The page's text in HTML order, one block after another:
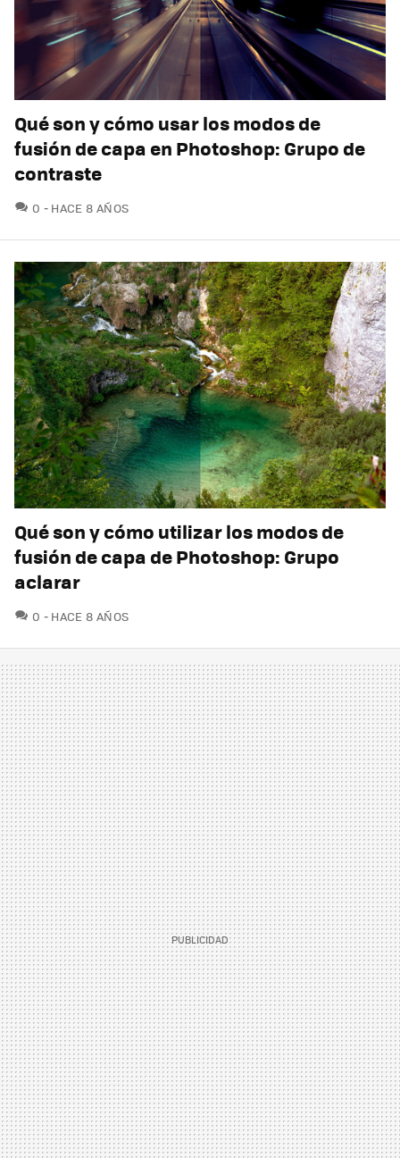
Qué son y cómo usar los modos de
fusión de capa en Photoshop: Grupo de
contraste
0 COMENTARIOS
HACE 8 AÑOS
Qué son y cómo utilizar los modos de
fusión de capa de Photoshop: Grupo
aclarar
0 COMENTARIOS
HACE 8 AÑOS